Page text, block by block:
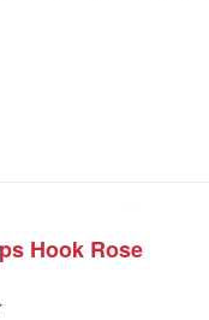
Hook Rose